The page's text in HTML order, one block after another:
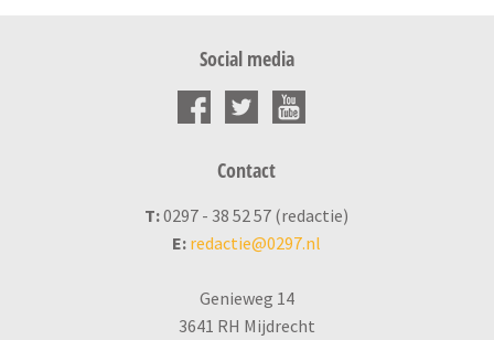
Social media
Contact
T:0297 - 38 52 57 (redactie)
E: redactie@0297.nl
Genieweg 14
3641 RH Mijdrecht